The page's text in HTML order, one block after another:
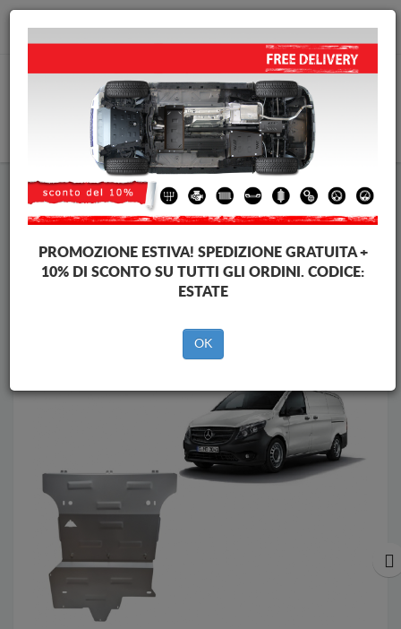
info@piastraparamotore.com
Piastra paramotore di acciaio Mercedes
Piastra paramotore di acciaio Mercedes V-Classe
Brands
Brands
PROMOZIONE ESTIVA! SPEDIZIONE GRATUITA +
10% DI SCONTO SU TUTTI GLI ORDINI. CODICE:
ESTATE
OK